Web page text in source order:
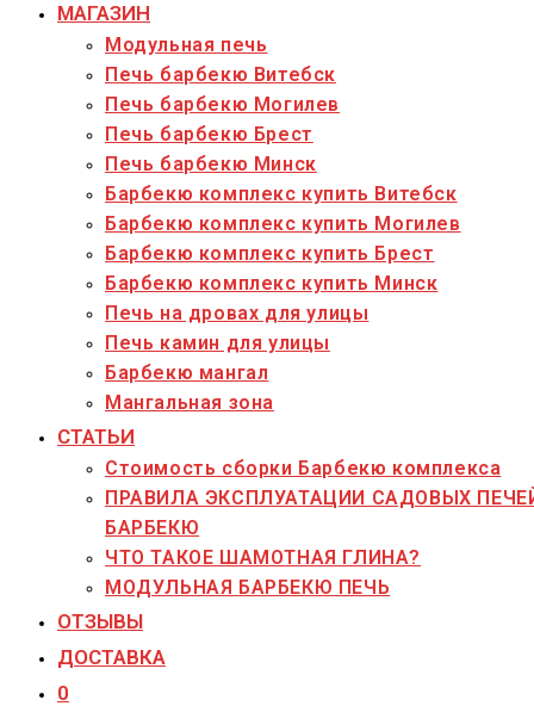
МАГАЗИН
Модульная печь
Печь барбекю Витебск
Печь барбекю Могилев
Печь барбекю Брест
Печь барбекю Минск
Барбекю комплекс купить Витебск
Барбекю комплекс купить Могилев
Барбекю комплекс купить Брест
Барбекю комплекс купить Минск
Печь на дровах для улицы
Печь камин для улицы
Барбекю мангал
Мангальная зона
СТАТЬИ
Стоимость сборки Барбекю комплекса
ПРАВИЛА ЭКСПЛУАТАЦИИ САДОВЫХ
БАРБЕКЮ
ЧТО ТАКОЕ ШАМОТНАЯ ГЛИНА?
МОДУЛЬНАЯ БАРБЕКЮ ПЕЧЬ
ОТЗЫВЫ
ДОСТАВКА
0